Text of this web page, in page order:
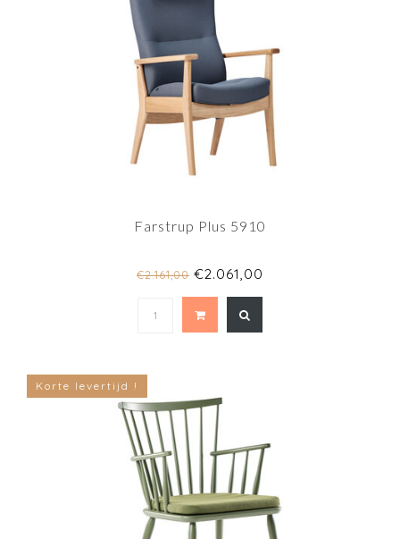
Farstrup Plus 5910
€2.161,00 €2.061,00
Korte levertijd !